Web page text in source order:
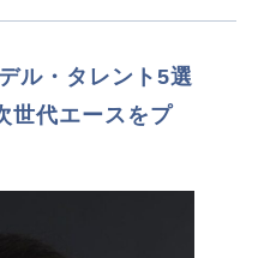
ル・タレント5選
世代エースをプ